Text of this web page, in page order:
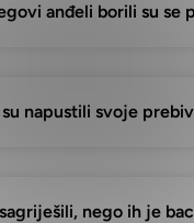
anđeli borili su se
napustili svoje
nego ih je